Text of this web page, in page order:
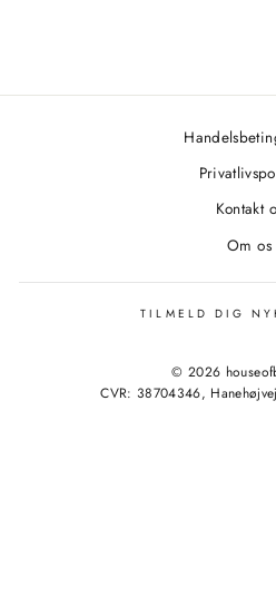
Kontakt
Om os
TILMELD DIG
© 2026
CVR: 38704346,